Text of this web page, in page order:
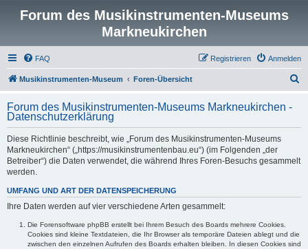
Forum des Musikinstrumenten-Museums
Markneukirchen
FAQ Anmelden
Registrieren
Musikinstrumenten-Museum Foren-Übersicht
h
Forum des Musikinstrumenten-Museums Markneukirchen -
Datenschutzerklärung
Diese Richtlinie beschreibt, wie „Forum des Musikinstrumenten-Museums
Markneukirchen“ („https://musikinstrumentenbau.eu“) (im Folgenden „der
Betreiber“) die Daten verwendet, die während Ihres Foren-Besuchs gesammelt
werden.
UMFANG UND ART DER DATENSPEICHERUNG
Ihre Daten werden auf vier verschiedene Arten gesammelt:
Die Forensoftware phpBB erstellt bei Ihrem Besuch des Boards mehrere Cookies.
Cookies sind kleine Textdateien, die Ihr Browser als temporäre Dateien ablegt und die
zwischen den einzelnen Aufrufen des Boards erhalten bleiben. In diesen Cookies sind